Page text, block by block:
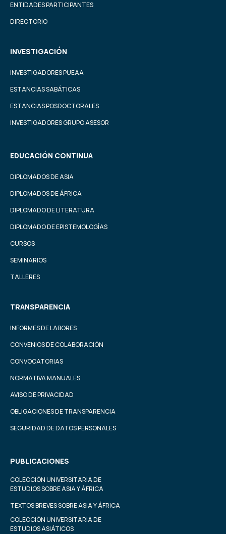
ENTIDADES PARTICIPANTES
DIRECTORIO
INVESTIGACIÓN
INVESTIGADORES PUEAA
ESTANCIAS SABÁTICAS
ESTANCIAS POSDOCTORALES
INVESTIGADORES GRUPO ASESOR
EDUCACIÓN CONTINUA
DIPLOMADOS DE ASIA
DIPLOMADOS DE ÁFRICA
DIPLOMADO DE LITERATURA
DIPLOMADO DE EPISTEMOLOGÍAS
CURSOS
SEMINARIOS
TALLERES
TRANSPARENCIA
INFORMES DE LABORES
CONVENIOS DE COLABORACIÓN
CONVOCATORIAS
NORMATIVA MANUALES
AVISO DE PRIVACIDAD
OBLIGACIONES DE TRANSPARENCIA
SEGURIDAD DE DATOS PERSONALES
PUBLICACIONES
COLECCIÓN UNIVERSITARIA DE
ESTUDIOS SOBRE ASIA Y ÁFRICA
TEXTOS BREVES SOBRE ASIA Y ÁFRICA
COLECCIÓN UNIVERSITARIA DE
ESTUDIOS ASIÁTICOS